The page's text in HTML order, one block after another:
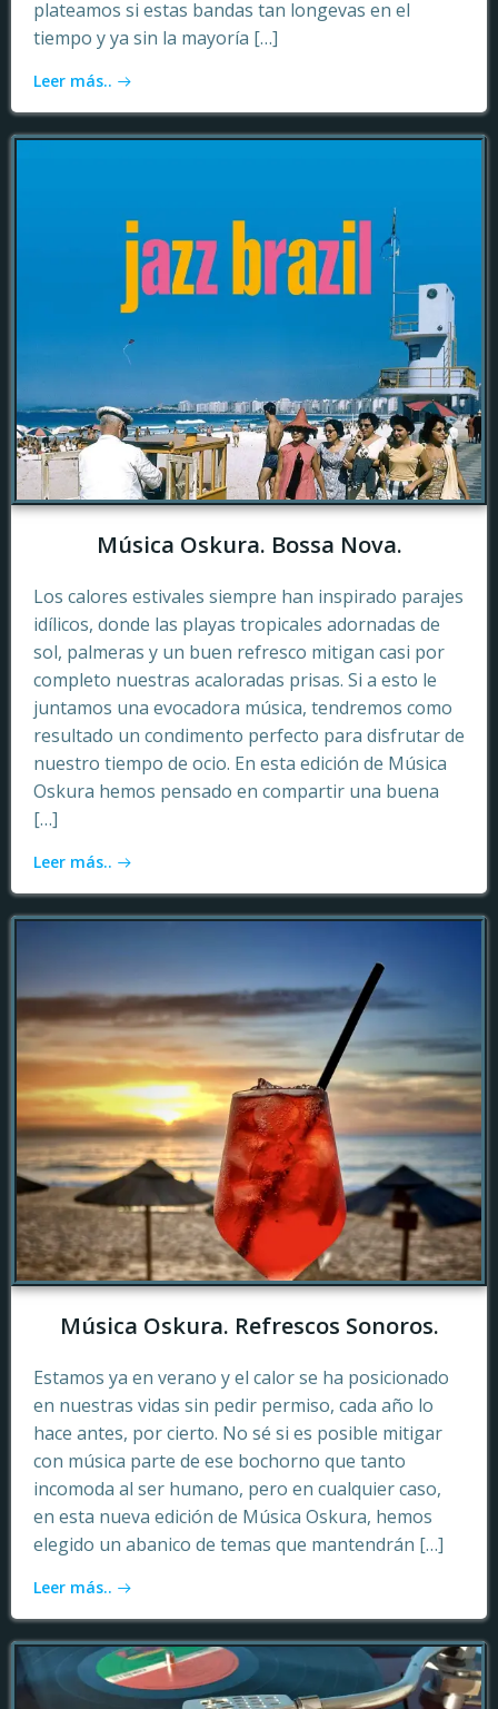
plateamos si estas bandas tan longevas en el
tiempo y ya sin la mayoría […]
Leer más..
Música Oskura. Bossa Nova.
Los calores estivales siempre han inspirado parajes
idílicos, donde las playas tropicales adornadas de
sol, palmeras y un buen refresco mitigan casi por
completo nuestras acaloradas prisas. Si a esto le
juntamos una evocadora música, tendremos como
resultado un condimento perfecto para disfrutar de
nuestro tiempo de ocio. En esta edición de Música
Oskura hemos pensado en compartir una buena
[…]
Leer más..
Música Oskura. Refrescos Sonoros.
Estamos ya en verano y el calor se ha posicionado
en nuestras vidas sin pedir permiso, cada año lo
hace antes, por cierto. No sé si es posible mitigar
con música parte de ese bochorno que tanto
incomoda al ser humano, pero en cualquier caso,
en esta nueva edición de Música Oskura, hemos
elegido un abanico de temas que mantendrán […]
Leer más..